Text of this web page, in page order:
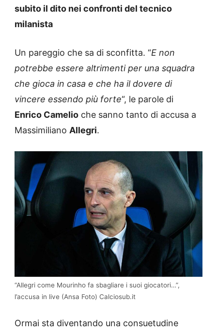
subito il dito nei confronti del tecnico
milanista
Un pareggio che sa di sconfitta. “E non
potrebbe essere altrimenti per una squadra
che gioca in casa e che ha il dovere di
vincere essendo più forte“, le parole di
Enrico Camelio che sanno tanto di accusa a
Massimiliano Allegri.
“Allegri come Mourinho fa sbagliare i suoi giocatori…”,
l’accusa in live (Ansa Foto) Calciosub.it
Ormai sta diventando una consuetudine